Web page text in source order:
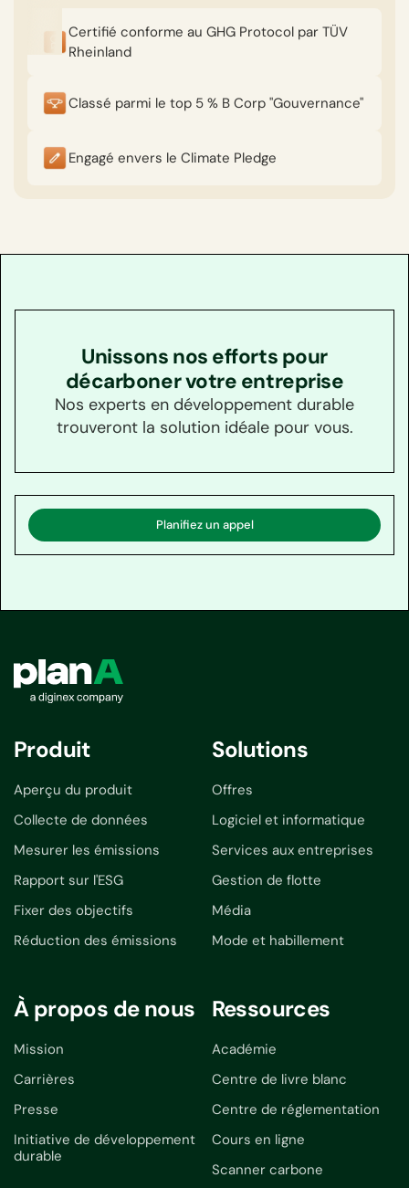
Certifié conforme au GHG Protocol par TÜV
Rheinland
Classé parmi le top 5 % B Corp "Gouvernance"
Engagé envers le Climate Pledge
Unissons nos efforts pour
décarboner votre entreprise
Nos experts en développement durable
trouveront la solution idéale pour vous.
Planifiez un appel
Produit
Aperçu du produit
Collecte de données
Mesurer les émissions
Rapport sur l'ESG
Fixer des objectifs
Réduction des émissions
Solutions
Offres
Logiciel et informatique
Services aux entreprises
Gestion de flotte
Média
Mode et habillement
À propos de nous
Mission
Carrières
Presse
Initiative de développement
durable
Ressources
Académie
Centre de livre blanc
Centre de réglementation
Cours en ligne
Scanner carbone